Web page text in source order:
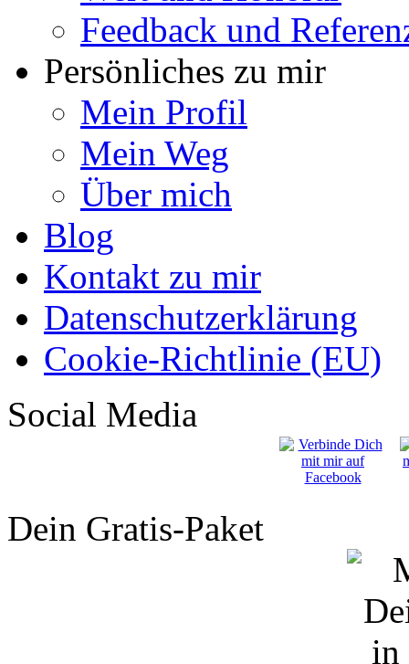
Feedback und
Persönliches zu mir
Mein Profil
Mein Weg
Über mich
Blog
Kontakt zu mir
Datenschutzerklärung
Cookie-Richtlinie (EU)
Social Media
Dein Gratis-Paket